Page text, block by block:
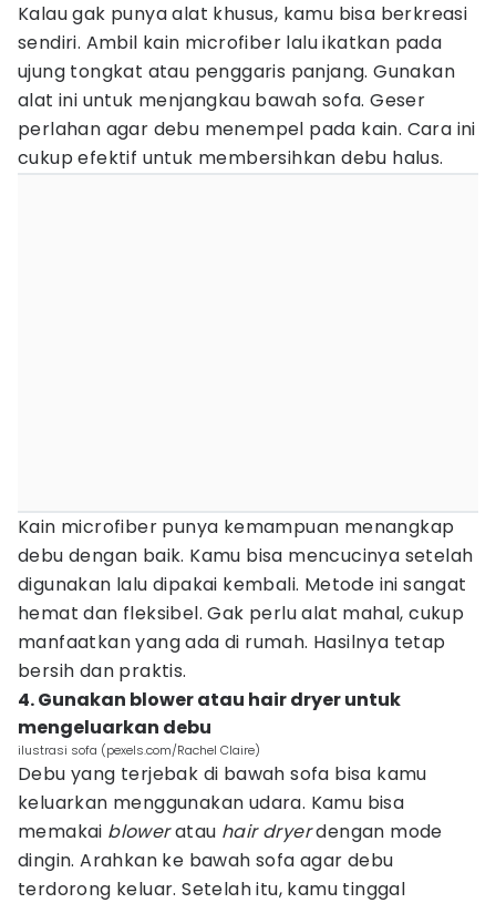
Kalau gak punya alat khusus, kamu bisa berkreasi
sendiri. Ambil kain microfiber lalu ikatkan pada
ujung tongkat atau penggaris panjang. Gunakan
alat ini untuk menjangkau bawah sofa. Geser
perlahan agar debu menempel pada kain. Cara ini
cukup efektif untuk membersihkan debu halus.
Kain microfiber punya kemampuan menangkap
debu dengan baik. Kamu bisa mencucinya setelah
digunakan lalu dipakai kembali. Metode ini sangat
hemat dan fleksibel. Gak perlu alat mahal, cukup
manfaatkan yang ada di rumah. Hasilnya tetap
bersih dan praktis.
4. Gunakan blower atau hair dryer untuk
mengeluarkan debu
ilustrasi sofa (pexels.com/Rachel Claire)
Debu yang terjebak di bawah sofa bisa kamu
keluarkan menggunakan udara. Kamu bisa
memakai bloweratau hair dryerdengan mode
dingin. Arahkan ke bawah sofa agar debu
terdorong keluar. Setelah itu, kamu tinggal